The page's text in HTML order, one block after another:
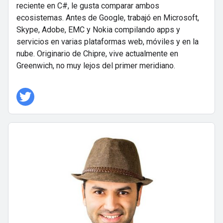
reciente en C#, le gusta comparar ambos
ecosistemas. Antes de Google, trabajó en Microsoft,
Skype, Adobe, EMC y Nokia compilando apps y
servicios en varias plataformas web, móviles y en la
nube. Originario de Chipre, vive actualmente en
Greenwich, no muy lejos del primer meridiano.